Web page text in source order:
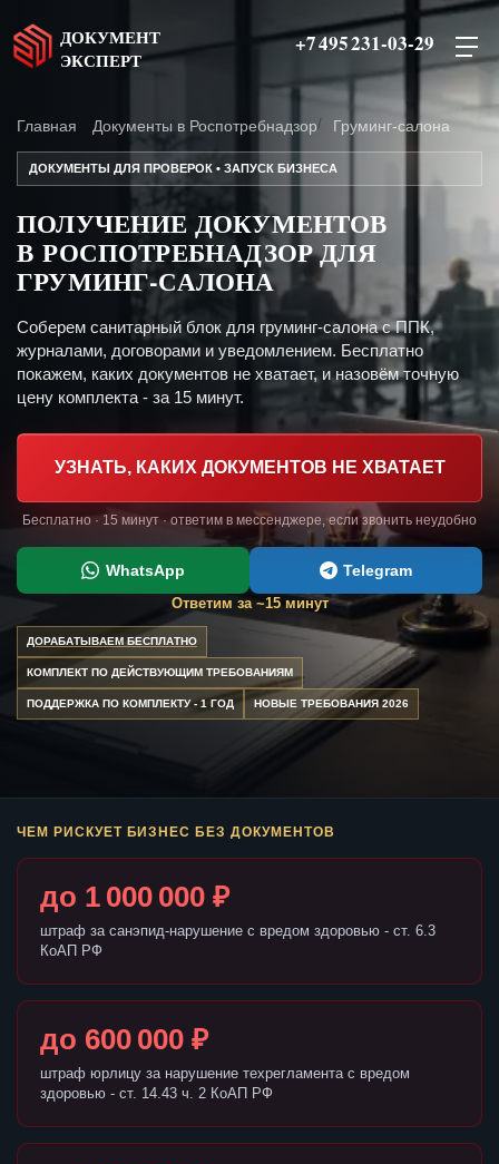
ДОКУМЕНТ
ЭКСПЕРТ
+7 495 231-03-29
Главная Документы в Роспотребнадзор Груминг-салона
ДОКУМЕНТЫ ДЛЯ ПРОВЕРОК • ЗАПУСК БИЗНЕСА
ПОЛУЧЕНИЕ ДОКУМЕНТОВ
В РОСПОТРЕБНАДЗОР ДЛЯ
ГРУМИНГ-САЛОНА
Соберем санитарный блок для груминг-салона с ППК,
журналами, договорами и уведомлением. Бесплатно
покажем, каких документов не хватает, и назовём точную
цену комплекта - за 15 минут.
УЗНАТЬ, КАКИХ ДОКУМЕНТОВ НЕ ХВАТАЕТ
Бесплатно · 15 минут · ответим в мессенджере, если звонить неудобно
WhatsApp Telegram
Ответим за ~15 минут
ДОРАБАТЫВАЕМ БЕСПЛАТНО
КОМПЛЕКТ ПО ДЕЙСТВУЮЩИМ ТРЕБОВАНИЯМ
ПОДДЕРЖКА ПО КОМПЛЕКТУ - 1 ГОД НОВЫЕ ТРЕБОВАНИЯ 2026
ЧЕМ РИСКУЕТ БИЗНЕС БЕЗ ДОКУМЕНТОВ
до 1 000 000 ₽
штраф за санэпид-нарушение с вредом здоровью - ст. 6.3
КоАП РФ
до 600 000 ₽
штраф юрлицу за нарушение техрегламента с вредом
здоровью - ст. 14.43 ч. 2 КоАП РФ